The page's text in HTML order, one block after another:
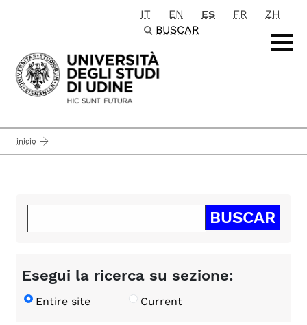
Passa al contenuto principale
IT EN ES FR
ZH
BUSCAR
inicio
Esegui la ricerca su sezione:
Entire site Current